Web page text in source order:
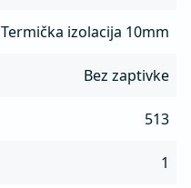
Termička izolacija 10mm
Bez zaptivke
513
1